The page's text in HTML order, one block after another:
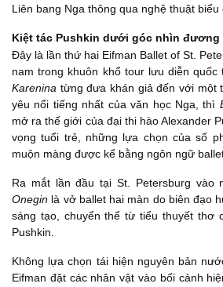
Liên bang Nga thông qua nghệ thuật biểu
Kiệt tác Pushkin dưới góc nhìn đương
Đây là lần thứ hai Eifman Ballet of St.
nam trong khuôn khổ tour lưu diễn quốc
Karenina từng đưa khán giả đến với một
yêu nổi tiếng nhất của văn học Nga, thì
mở ra thế giới của đại thi hào Alexander
vọng tuổi trẻ, những lựa chọn của số
muộn màng được kể bằng ngôn ngữ
Ra mắt lần đầu tại St. Petersburg vào
Onegin là vở ballet hai màn do biên đạo
sáng tạo, chuyển thể từ tiểu thuyết thơ
Pushkin.
Không lựa chọn tái hiện nguyên bản
Eifman đặt các nhân vật vào bối cảnh